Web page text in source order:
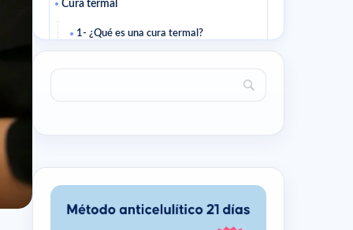
Cura termal
1- ¿Qué es una cura termal?
anticelulitis en una estación termal?
Cura de aromaterapia
a base de aceites esenciales?
Cura de fitoterapia